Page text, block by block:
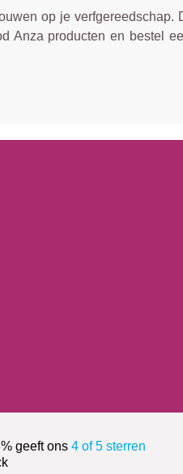
op je
Anza producten en bestel
geeft ons 4 of 5 sterren